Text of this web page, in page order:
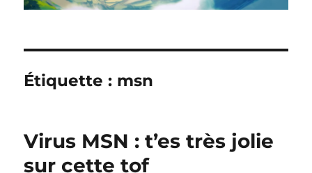
Étiquette : msn
Virus MSN : t’es très jolie
sur cette tof